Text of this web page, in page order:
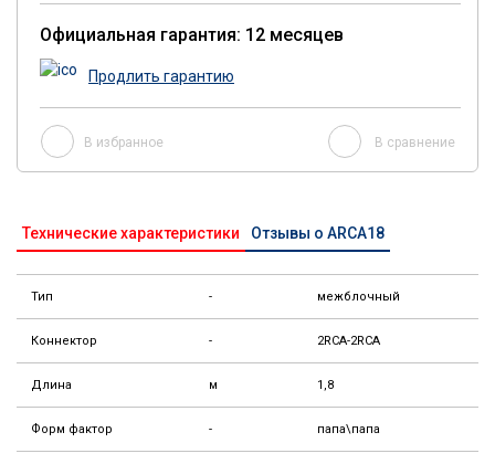
Официальная гарантия: 12 месяцев
Продлить гарантию
В избранное В сравнение
Технические характеристики Отзывы о ARCA18
Тип - межблочный
Коннектор - 2RCA-2RCA
Длина м 1,8
Форм фактор - папа\папа